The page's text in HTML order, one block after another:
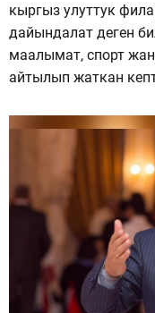
кыргыз улуттук
дайындалат деген
маалымат, спорт
айтылып жаткан